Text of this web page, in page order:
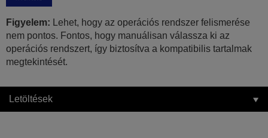
Figyelem: Lehet, hogy az operációs rendszer felismerése
nem pontos. Fontos, hogy manuálisan válassza ki az
operációs rendszert, így biztosítva a kompatibilis tartalmak
megtekintését.
Letöltések